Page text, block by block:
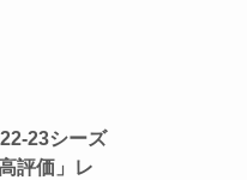
23シーズ
評価」レ